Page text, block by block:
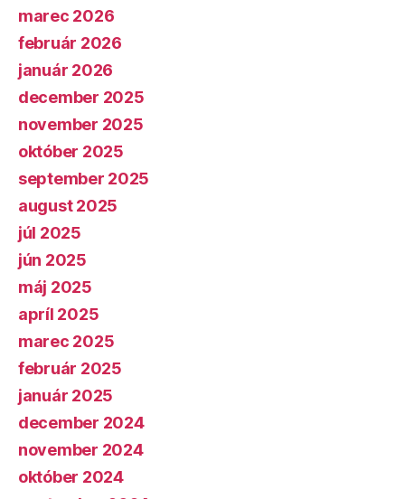
marec 2026
február 2026
január 2026
december 2025
november 2025
október 2025
september 2025
august 2025
júl 2025
jún 2025
máj 2025
apríl 2025
marec 2025
február 2025
január 2025
december 2024
november 2024
október 2024